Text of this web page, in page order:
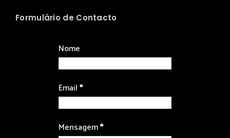
Formulário de Contacto
Nome
Email*
Mensagem*